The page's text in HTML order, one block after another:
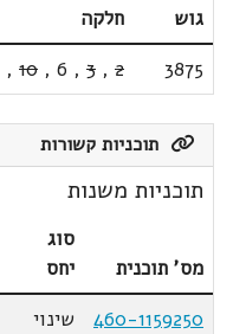
גוש
חלקה
3875
2
,
3
,
6
,
10
,
תוכניות קשורות
תוכניות משנות
מס' תוכנית
סוג
יחס
460-1159250
שינוי